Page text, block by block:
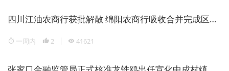
四川江油农商行获批解散 绵阳农商行吸收合并完成区域银行整合
一周内 2 41621